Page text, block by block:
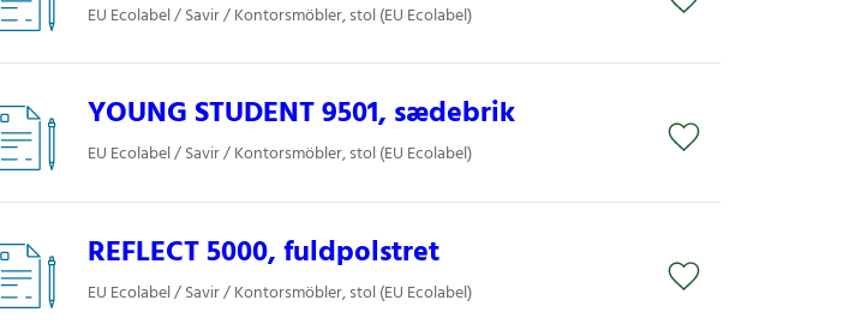
EU Ecolabel / Savir / Kontorsmöbler, stol (EU Ecolabel)
YOUNG STUDENT 9501, sædebrik
EU Ecolabel / Savir / Kontorsmöbler, stol (EU Ecolabel)
REFLECT 5000, fuldpolstret
EU Ecolabel / Savir / Kontorsmöbler, stol (EU Ecolabel)